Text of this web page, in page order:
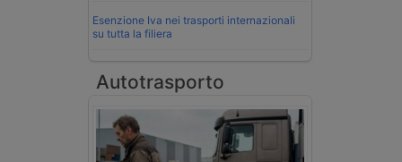
Esenzione Iva nei trasporti internazionali
su tutta la filiera
Autotrasporto